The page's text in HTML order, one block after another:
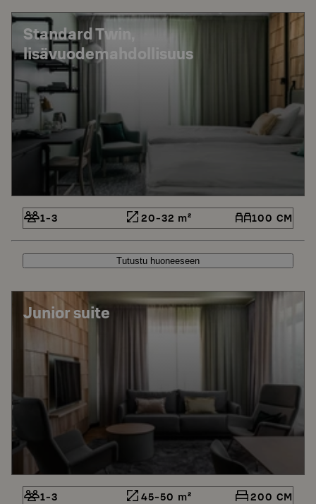
Standard Twin,
lisävuodemahdollisuus
1-3 20-32 m² 100 CM
Tutustu huoneeseen
Junior suite
1-3 45-50 m² 200 CM